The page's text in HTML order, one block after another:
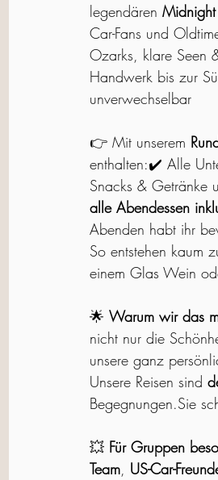
legendären
Car-Fans und
Ozarks, klare Seen
Handwerk bis zur
unverwechselbar
👉 Mit unserem
enthalten:✔️ Alle
Snacks & Getränke
alle Abendessen
Abenden habt ihr
So entstehen kaum
einem Glas Wein
🌟 Warum wir das
nicht nur die
unsere ganz
Unsere Reisen sind
Begegnungen.Sie
💥 Für Gruppen
Team, US-Car-